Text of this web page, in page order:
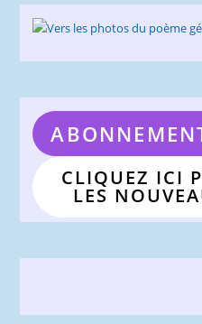
CLIQUEZ ICI
LES